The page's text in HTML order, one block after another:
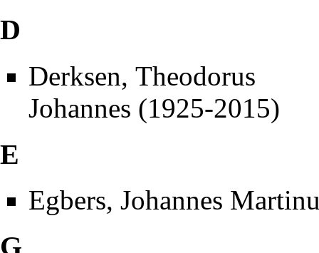
D
Derksen, Theodorus
Johannes (1925-2015)
E
Egbers, Johannes
G